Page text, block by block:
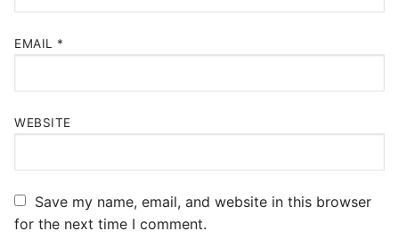
EMAIL *
WEBSITE
Save my name, email, and website in this browser
for the next time I comment.